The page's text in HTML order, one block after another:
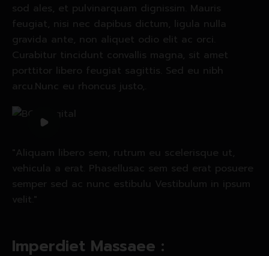
sod ales, et pulvinarquam dignissim. Mauris
feugiat, nisi nec dapibus dictum, ligula nulla
gravida ante, non aliquet odio elit ac orci.
Curabitur tincidunt convallis magna, sit amet
porttitor libero feugiat sagittis. Sed eu nibh
arcu.Nunc eu rhoncus justo,.
"Aliquam libero sem, rutrum eu scelerisque ut,
vehicula a erat. Phasellusac sem sed erat posuere
semper sed ac nunc estibulu Vestibulum in ipsum
velit."
Imperdiet Massaee :